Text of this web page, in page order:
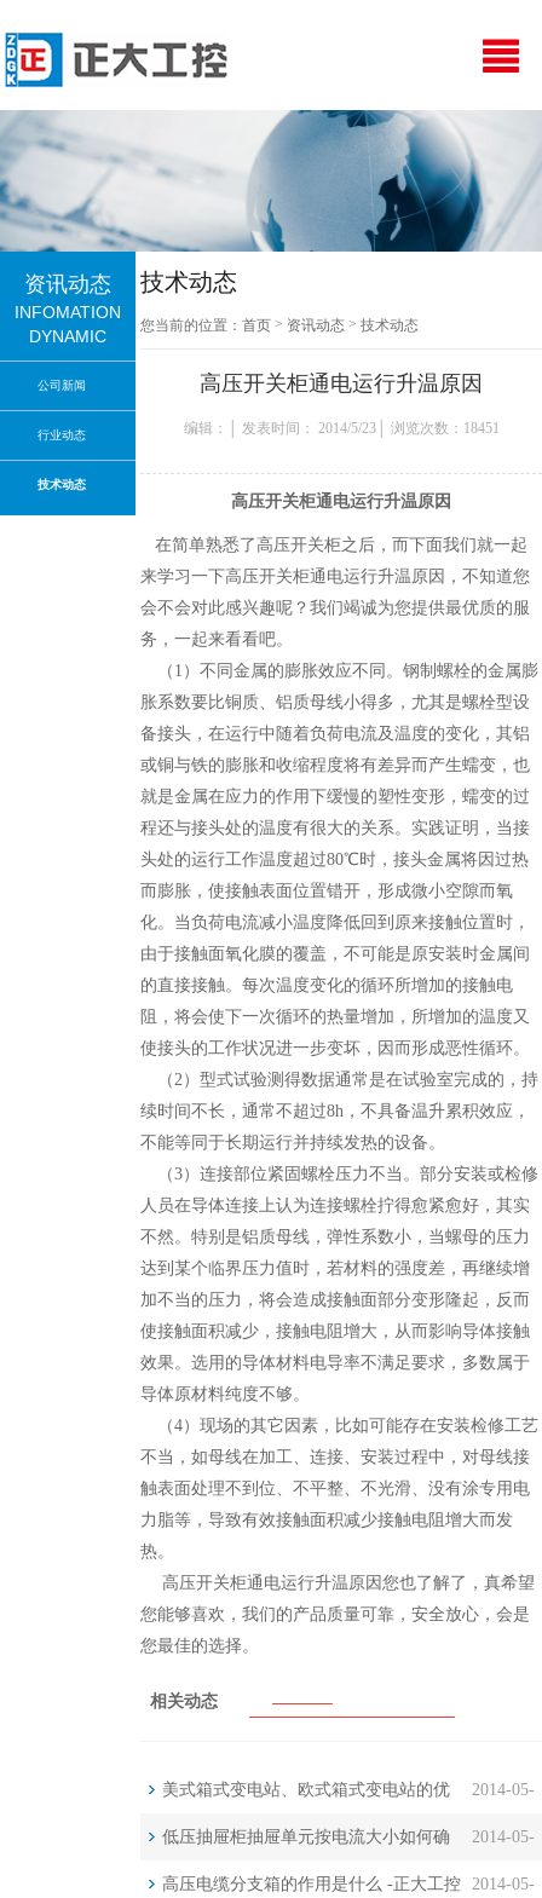
资讯动态
INFOMATION
DYNAMIC
公司新闻
行业动态
技术动态
技术动态
您当前的位置：首页 > 资讯动态 >技术动态
高压开关柜通电运行升温原因
编辑：│ 发表时间： 2014/5/23│ 浏览次数：18451
高压开关柜通电运行升温原因
在简单熟悉了高压开关柜之后，而下面我们就一起
来学习一下高压开关柜通电运行升温原因，不知道您
会不会对此感兴趣呢？我们竭诚为您提供最优质的服
务，一起来看看吧。
（1）不同金属的膨胀效应不同。钢制螺栓的金属膨
胀系数要比铜质、铝质母线小得多，尤其是螺栓型设
备接头，在运行中随着负荷电流及温度的变化，其铝
或铜与铁的膨胀和收缩程度将有差异而产生蠕变，也
就是金属在应力的作用下缓慢的塑性变形，蠕变的过
程还与接头处的温度有很大的关系。实践证明，当接
头处的运行工作温度超过80℃时，接头金属将因过热
而膨胀，使接触表面位置错开，形成微小空隙而氧
化。当负荷电流减小温度降低回到原来接触位置时，
由于接触面氧化膜的覆盖，不可能是原安装时金属间
的直接接触。每次温度变化的循环所增加的接触电
阻，将会使下一次循环的热量增加，所增加的温度又
使接头的工作状况进一步变坏，因而形成恶性循环。
（2）型式试验测得数据通常是在试验室完成的，持
续时间不长，通常不超过8h，不具备温升累积效应，
不能等同于长期运行并持续发热的设备。
（3）连接部位紧固螺栓压力不当。部分安装或检修
人员在导体连接上认为连接螺栓拧得愈紧愈好，其实
不然。特别是铝质母线，弹性系数小，当螺母的压力
达到某个临界压力值时，若材料的强度差，再继续增
加不当的压力，将会造成接触面部分变形隆起，反而
使接触面积减少，接触电阻增大，从而影响导体接触
效果。选用的导体材料电导率不满足要求，多数属于
导体原材料纯度不够。
（4）现场的其它因素，比如可能存在安装检修工艺
不当，如母线在加工、连接、安装过程中，对母线接
触表面处理不到位、不平整、不光滑、没有涂专用电
力脂等，导致有效接触面积减少接触电阻增大而发
热。
高压开关柜通电运行升温原因您也了解了，真希望
您能够喜欢，我们的产品质量可靠，安全放心，会是
您最佳的选择。
相关动态
美式箱式变电站、欧式箱式变电站的优
点与缺点…
2014-05-
23
低压抽屉柜抽屉单元按电流大小如何确
定?多大的电流用多大的抽屉…
2014-05-
23
高压电缆分支箱的作用是什么 -正大工控 2014-05-